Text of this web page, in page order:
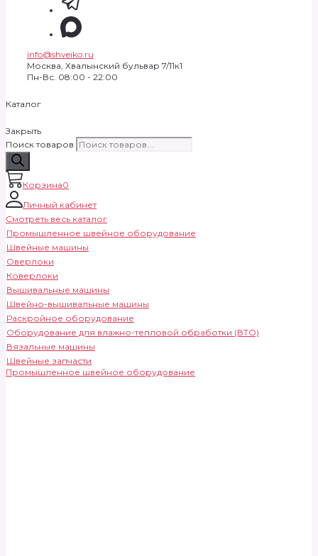
info@shveiko.ru
Москва, Хвалынский бульвар 7/11к1
Пн-Вс. 08:00 - 22:00
Каталог
Закрыть
Поиск товаров
Корзина0
Личный кабинет
Смотреть весь каталог
Промышленное швейное оборудование
Швейные машины
Оверлоки
Коверлоки
Вышивальные машины
Швейно-вышивальные машины
Раскройное оборудование
Оборудование для влажно-тепловой обработки (ВТО)
Вязальные машины
Швейные запчасти
Промышленное швейное оборудование